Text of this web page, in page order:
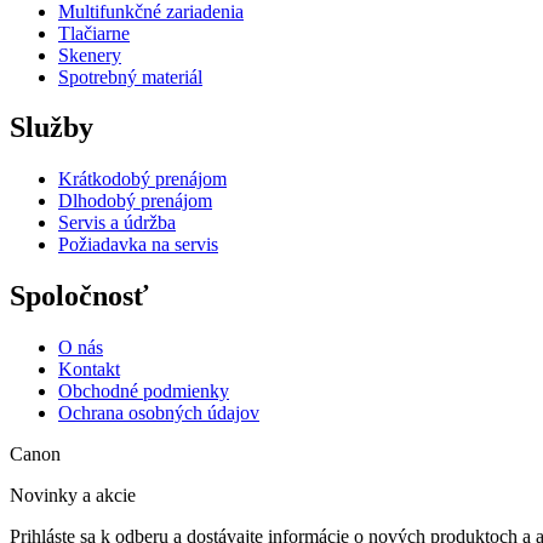
Multifunkčné zariadenia
Tlačiarne
Skenery
Spotrebný materiál
Služby
Krátkodobý prenájom
Dlhodobý prenájom
Servis a údržba
Požiadavka na servis
Spoločnosť
O nás
Kontakt
Obchodné podmienky
Ochrana osobných údajov
Canon
Novinky a akcie
Prihláste sa k odberu a dostávajte informácie o nových produktoch a